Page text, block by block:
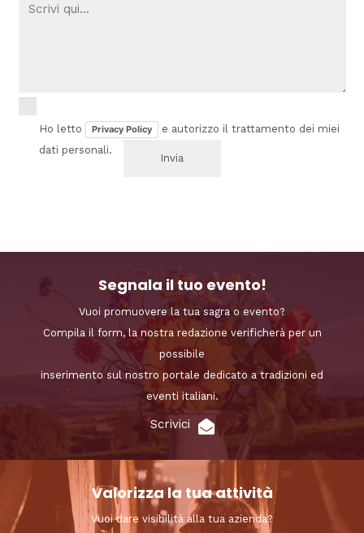
Ho letto Privacy Policy
e autorizzo il trattamento dei miei
dati personali.
Segnala il tuo evento!
Vuoi promuovere la tua sagra o evento?
Compila il form, la nostra redazione verificherà per un
possibile
inserimento sul nostro portale dedicato a tradizioni ed
eventi italiani.
Scrivici
Valorizza la tua attività
Vuoi dare visibilità alla tua azienda?